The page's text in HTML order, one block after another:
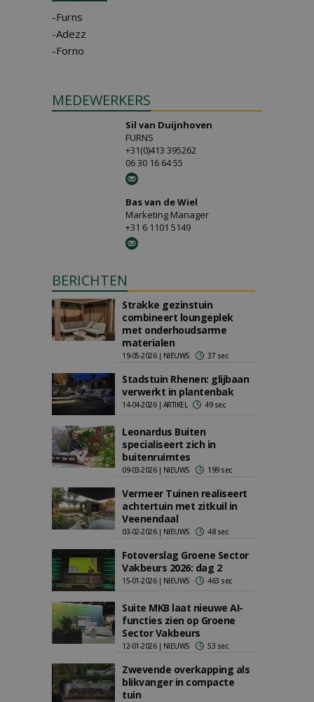
-Furns
-Adezz
-Forno
MEDEWERKERS
Sil van Duijnhoven
FURNS
+31(0)413 395262
06 30 16 64 55
Bas van de Wiel
Marketing Manager
+31 6 1101 5149
BERICHTEN
Strakke gezinstuin
combineert loungeplek
met onderhoudsarme
materialen
19-05-2026 | NIEUWS 37 sec
Stadstuin Rhenen: glijbaan
verwerkt in plantenbak
14-04-2026 | ARTIKEL 49 sec
Leonardus Buiten
specialiseert zich in
buitenruimtes
09-03-2026 | NIEUWS 199 sec
Vermeer Tuinen realiseert
achtertuin met zitkuil in
Veenendaal
03-02-2026 | NIEUWS 48 sec
Fotoverslag Groene Sector
Vakbeurs 2026: dag 2
15-01-2026 | NIEUWS 463 sec
Suite MKB laat nieuwe AI-
functies zien op Groene
Sector Vakbeurs
12-01-2026 | NIEUWS 53 sec
Zwevende overkapping als
blikvanger in compacte
tuin